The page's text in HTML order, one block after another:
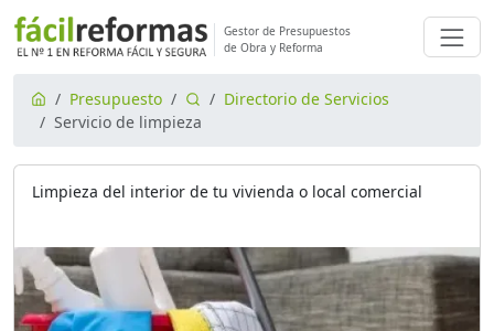
Gestor de Presupuestos
de Obra y Reforma
Presupuesto
Directorio de Servicios
Servicio de limpieza
Limpieza del interior de tu vivienda o local comercial